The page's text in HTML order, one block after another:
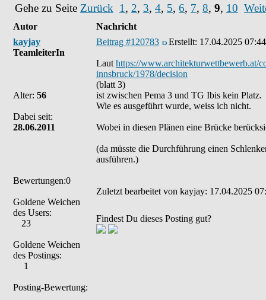
Gehe zu Seite Zurück 1 , 2, 3, 4, 5, 6, 7, 8, 9, 10
Autor
Nachricht
kayjay
TeamleiterIn
Alter: 56
Dabei seit:
28.06.2011
Bewertungen:0
Goldene Weichen
des Users:
23
Goldene Weichen
des Postings:
1
Posting-Bewertung:
Beitrag #120783 Erstellt: 17.04.2025 07:44
Laut https://www.architekturwettbewerb.at/
innsbruck/1978/decision
(blatt 3)
ist zwischen Pema 3 und TG Ibis kein Platz.
Wie es ausgeführt wurde, weiss ich nicht.
Wobei in diesen Plänen eine Brücke
(da müsste die Durchführung einen
ausführen.)
Zuletzt bearbeitet von kayjay: 17.04.2025
Findest Du dieses Posting gut?